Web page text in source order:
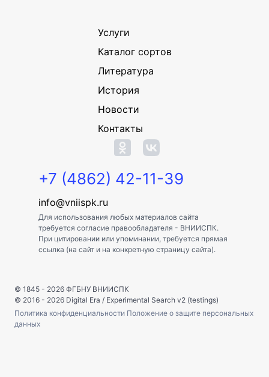
Услуги
Каталог сортов
Литература
История
Новости
Контакты
+7 (4862) 42-11-39
info@vniispk.ru
Для использования любых материалов сайта
требуется согласие правообладателя - ВНИИСПК.
При цитировании или упоминании, требуется прямая
ссылка (на сайт и на конкретную страницу сайта).
© 1845 - 2026 ФГБНУ ВНИИСПК
© 2016 - 2026 Digital Era / Experimental Search v2 (testings)
Политика конфиденциальности Положение о защите персональных
данных